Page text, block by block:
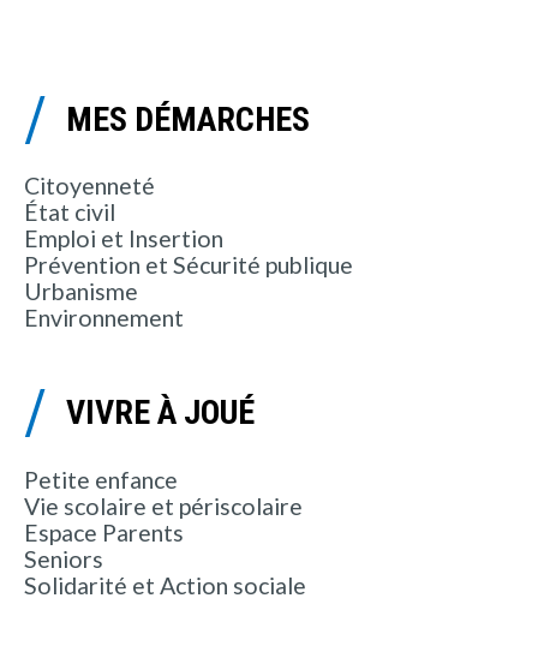
MES DÉMARCHES
Citoyenneté
État civil
Emploi et Insertion
Prévention et Sécurité publique
Urbanisme
Environnement
VIVRE À JOUÉ
Petite enfance
Vie scolaire et périscolaire
Espace Parents
Seniors
Solidarité et Action sociale